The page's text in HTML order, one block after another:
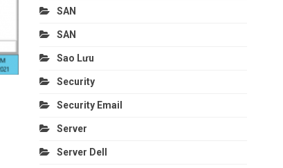
SAN
SAN
Sao Lưu
Security
Security Email
Server
Server Dell